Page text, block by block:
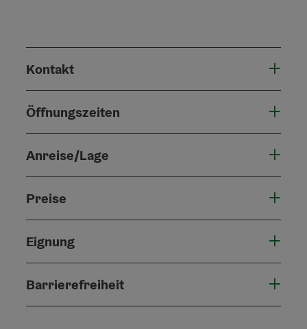
Kontakt
Öffnungszeiten
Anreise/Lage
Preise
Eignung
Barrierefreiheit